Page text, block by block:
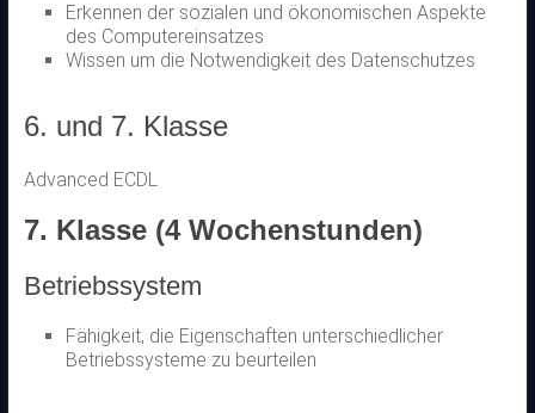
Erkennen der sozialen und ökonomischen Aspekte
des Computereinsatzes
Wissen um die Notwendigkeit des Datenschutzes
6. und 7. Klasse
Advanced ECDL
7. Klasse (4 Wochenstunden)
Betriebssystem
Fähigkeit, die Eigenschaften unterschiedlicher
Betriebssysteme zu beurteilen